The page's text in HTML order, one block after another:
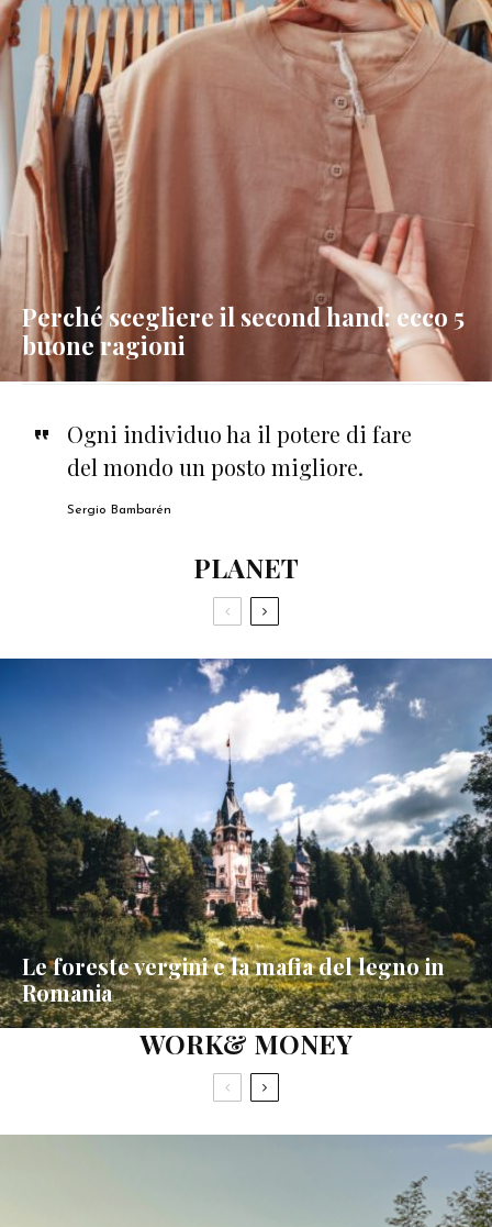
Perché scegliere il second hand: ecco 5
buone ragioni
Ogni individuo ha il potere di fare
del mondo un posto migliore.
Sergio Bambarén
PLANET
Le foreste vergini e la mafia del legno in
Romania
WORK& MONEY